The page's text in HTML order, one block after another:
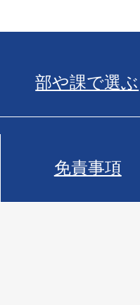
部や課で選ぶ
免責事項